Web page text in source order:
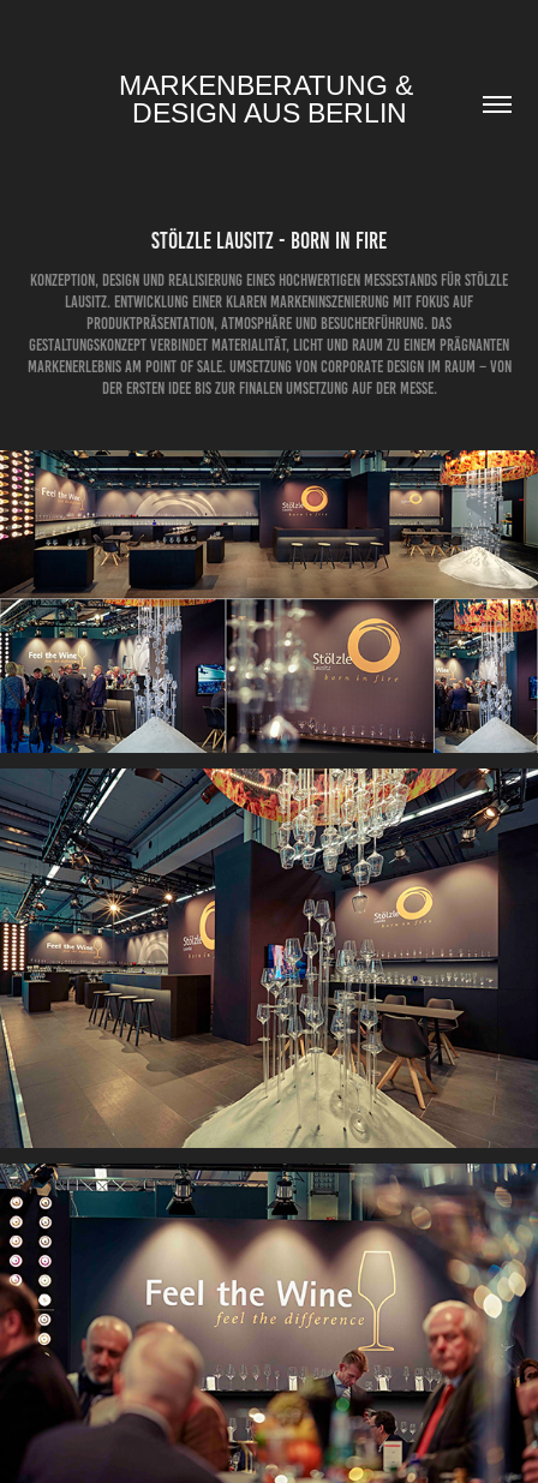
MARKENBERATUNG &
DESIGN AUS BERLIN
STÖLZLE LAUSITZ - BORN IN FIRE
Konzeption, Design und Realisierung eines hochwertigen Messestands für Stölzle
Lausitz. Entwicklung einer klaren Markeninszenierung mit Fokus auf
Produktpräsentation, Atmosphäre und Besucherführung. Das
Gestaltungskonzept verbindet Materialität, Licht und Raum zu einem prägnanten
Markenerlebnis am Point of Sale. Umsetzung von Corporate Design im Raum – von
der ersten Idee bis zur finalen Umsetzung auf der Messe.